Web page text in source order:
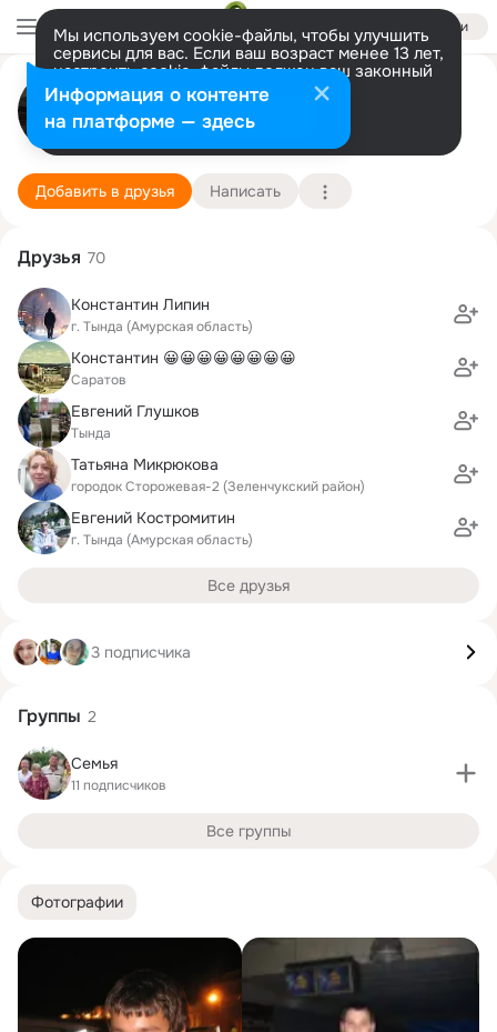
Войти
Мы используем cookie-файлы, чтобы улучшить
сервисы для вас. Если ваш возраст менее 13 лет,
настроить cookie-файлы должен ваш законный
представитель. Больше информации
Разрешить все Настроить
Денис Жданов
Санкт-Петербург
Гимназия №1
Подробнее
Добавить в друзья Написать
Фотографии
Друзья 70
Константин Липин
г. Тында (Амурская область)
Константин 😀😀😀😀😀😀😀😀
Саратов
Евгений Глушков
Тында
Татьяна Микрюкова
городок Сторожевая-2 (Зеленчукский район)
Евгений Костромитин
г. Тында (Амурская область)
Все друзья
3 подписчика
Группы 2
Семья
11 подписчиков
Все группы
Информация о контенте
на платформе — здесь